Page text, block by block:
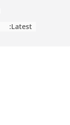
Latest: